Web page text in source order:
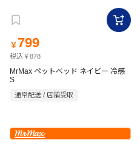
￥ 799
税込￥878
MrMax ペットベッド ネイビー 冷感
S
通常配送 / 店舗受取